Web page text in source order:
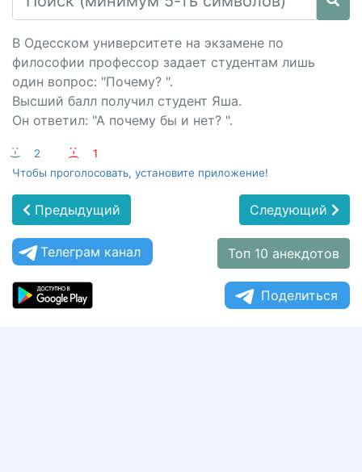
В Одесском университете на экзамене по
философии профессор задает студентам лишь
один вопрос: "Почему? ".
Высший балл получил студент Яша.
Он ответил: "А почему бы и нет? ".
:-) 2 :-(
1
Чтобы проголосовать, установите приложение!
Предыдущий Следующий
Телеграм канал Топ 10 анекдотов
Поделиться